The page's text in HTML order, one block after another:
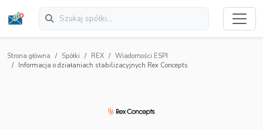
Strona główna Spółki REX
Wiadomości ESPI
Informacja o działaniach stabilizacyjnych Rex Concepts